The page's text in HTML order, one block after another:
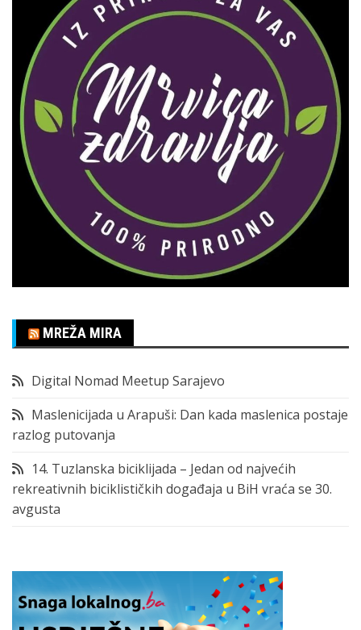
MREŽA MIRA
Digital Nomad Meetup Sarajevo
Maslenicijada u Arapuši: Dan kada maslenica postaje
razlog putovanja
14. Tuzlanska biciklijada – Jedan od najvećih
rekreativnih biciklističkih događaja u BiH vraća se 30.
avgusta